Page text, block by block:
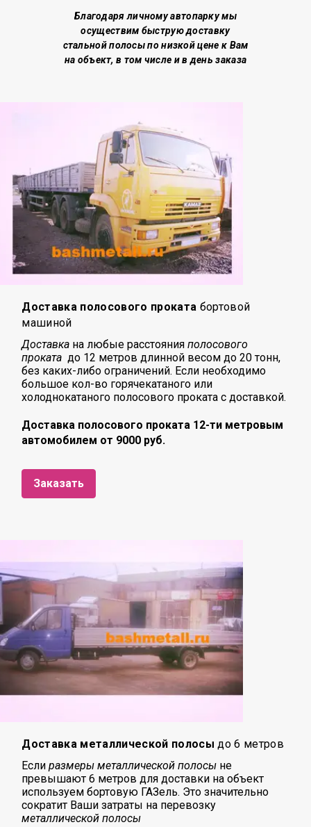
Благодаря личному автопарку мы
осуществим быструю доставку
стальной полосы по низкой цене к Вам
на объект, в том числе и в день заказа
Доставка полосового проката бортовой
машиной
Доставка на любые расстоянияполосового
проката до 12 метров длинной весом до 20 тонн,
без каких-либо ограничений. Если необходимо
большое кол-во горячекатаного или
холоднокатаного полосового проката с доставкой.
Доставка полосового проката 12-ти метровым
автомобилем от 9000 руб.
Заказать
Доставка металлической полосы до 6 метров
Еслиразмеры металлической полосы не
превышают 6 метров для доставки на объект
используем бортовую ГАЗель. Это значительно
сократит Ваши затраты на перевозку
металлической полосы